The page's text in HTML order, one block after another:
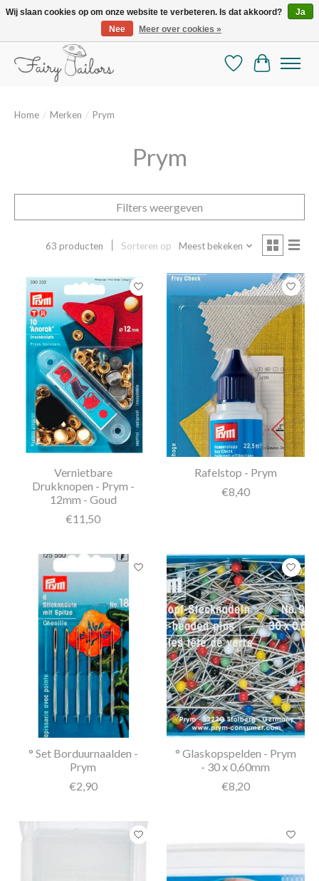
De mooiste online selectie stoffen en mercerie
Verlanglijst
Home / Merken / Prym
Prym
Filters weergeven
63 producten Sorteren op Meest bekeken
Vernietbare
Drukknopen - Prym -
12mm - Goud
€11,50
Rafelstop - Prym
€8,40
° Set Borduurnaalden -
Prym
€2,90
° Glaskopspelden - Prym
- 30 x 0,60mm
€8,20
Wij slaan cookies op om onze website te verbeteren. Is dat akkoord?
Ja
Nee
Meer over cookies »